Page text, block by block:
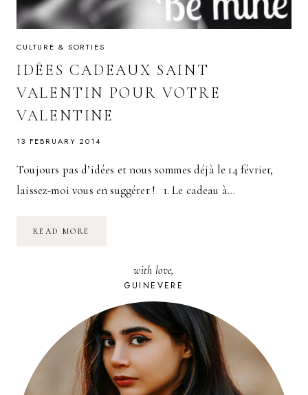
CULTURE & SORTIES
IDÉES CADEAUX SAINT
VALENTIN POUR VOTRE
VALENTINE
13 FEBRUARY 2014
Toujours pas d’idées et nous sommes déjà le 14 février,
laissez-moi vous en suggérer ! 1. Le cadeau à…
READ MORE
VALENTINE
with love,
GUINEVERE